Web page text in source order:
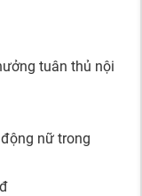
tuân thủ nội
nữ trong